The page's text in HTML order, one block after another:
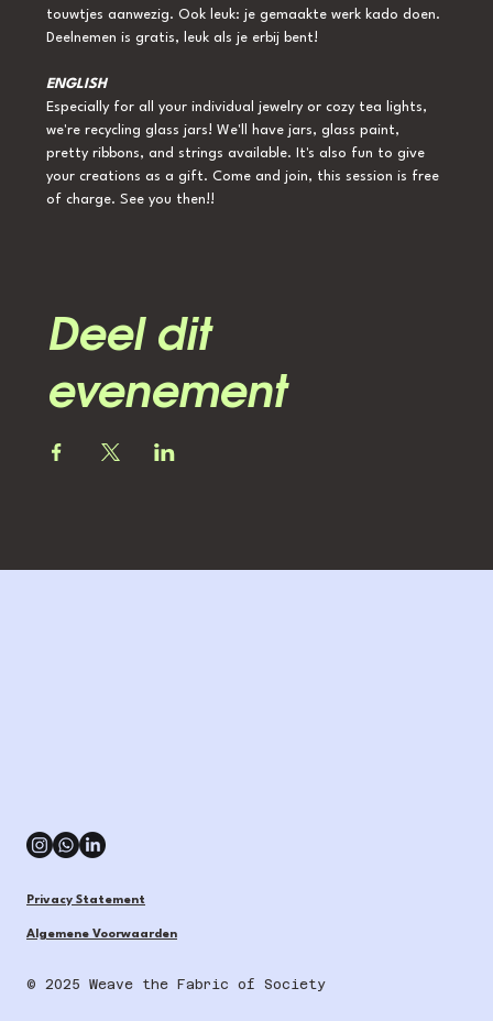
touwtjes aanwezig. Ook leuk: je gemaakte werk kado doen.
Deelnemen is gratis, leuk als je erbij bent!
ENGLISH
Especially for all your individual jewelry or cozy tea lights,
we're recycling glass jars! We'll have jars, glass paint,
pretty ribbons, and strings available. It's also fun to give
your creations as a gift. Come and join, this session is free
of charge. See you then!!
Deel dit
evenement
Privacy Statement
Algemene Voorwaarden
© 2025 Weave the Fabric of Society